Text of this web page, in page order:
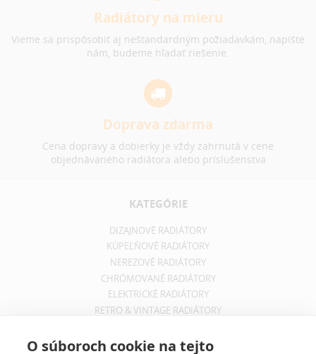
Radiátory na mieru
Vieme sa prispôsobiť aj neštandardným požiadavkám, napíšte
nám, budeme hľadať riešenie.
Doprava zdarma
Cena dopravy a dobierky je vždy zahrnutá v cene
objednávaného radiátora alebo príslušenstva
KATEGÓRIE
DIZAJNOVÉ RADIÁTORY
KÚPEĽŇOVÉ RADIÁTORY
NEREZOVÉ RADIÁTORY
CHRÓMOVANÉ RADIÁTORY
ELEKTRICKÉ RADIÁTORY
RETRO & VINTAGE RADIÁTORY
O súboroch cookie na tejto